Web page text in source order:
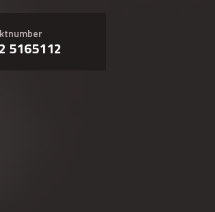
5165112